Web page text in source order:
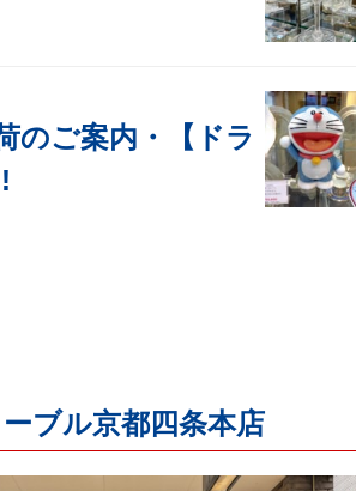
のご案内・【ドラ
ブル京都四条本店